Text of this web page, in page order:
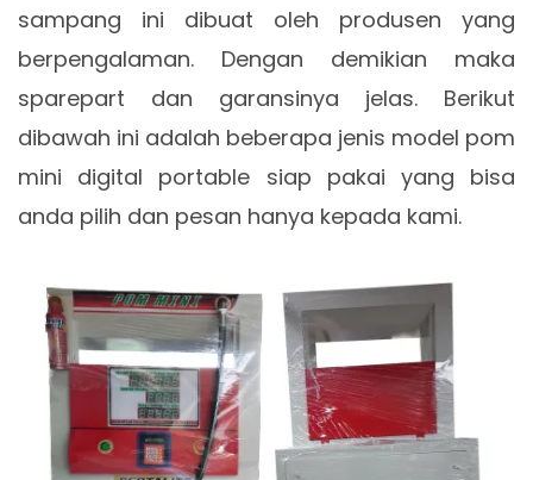
sampang ini dibuat oleh produsen yang
berpengalaman. Dengan demikian maka
sparepart dan garansinya jelas. Berikut
dibawah ini adalah beberapa jenis model pom
mini digital portable siap pakai yang bisa
anda pilih dan pesan hanya kepada kami.